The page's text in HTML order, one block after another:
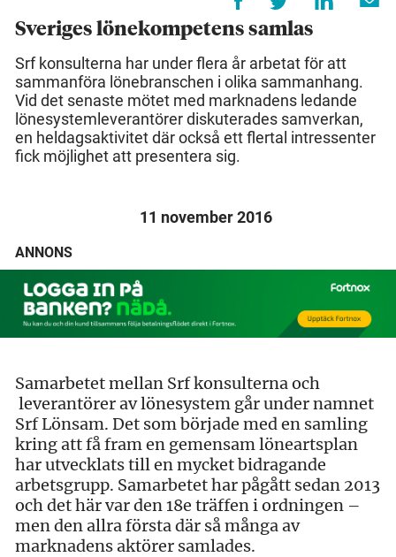
Sveriges lönekompetens samlas
Srf konsulterna har under flera år arbetat för att
sammanföra lönebranschen i olika sammanhang.
Vid det senaste mötet med marknadens ledande
lönesystemleverantörer diskuterades samverkan,
en heldagsaktivitet där också ett flertal intressenter
fick möjlighet att presentera sig.
11 november 2016
ANNONS
Samarbetet mellan Srf konsulterna och
leverantörer av lönesystem går under namnet
Srf Lönsam. Det som började med en samling
kring att få fram en gemensam löneartsplan
har utvecklats till en mycket bidragande
arbetsgrupp. Samarbetet har pågått sedan 2013
och det här var den 18e träffen i ordningen –
men den allra första där så många av
marknadens aktörer samlades.